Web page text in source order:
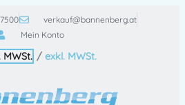
verkauf@bannenberg.at
Mein Konto
MWSt. / exkl. MWSt.